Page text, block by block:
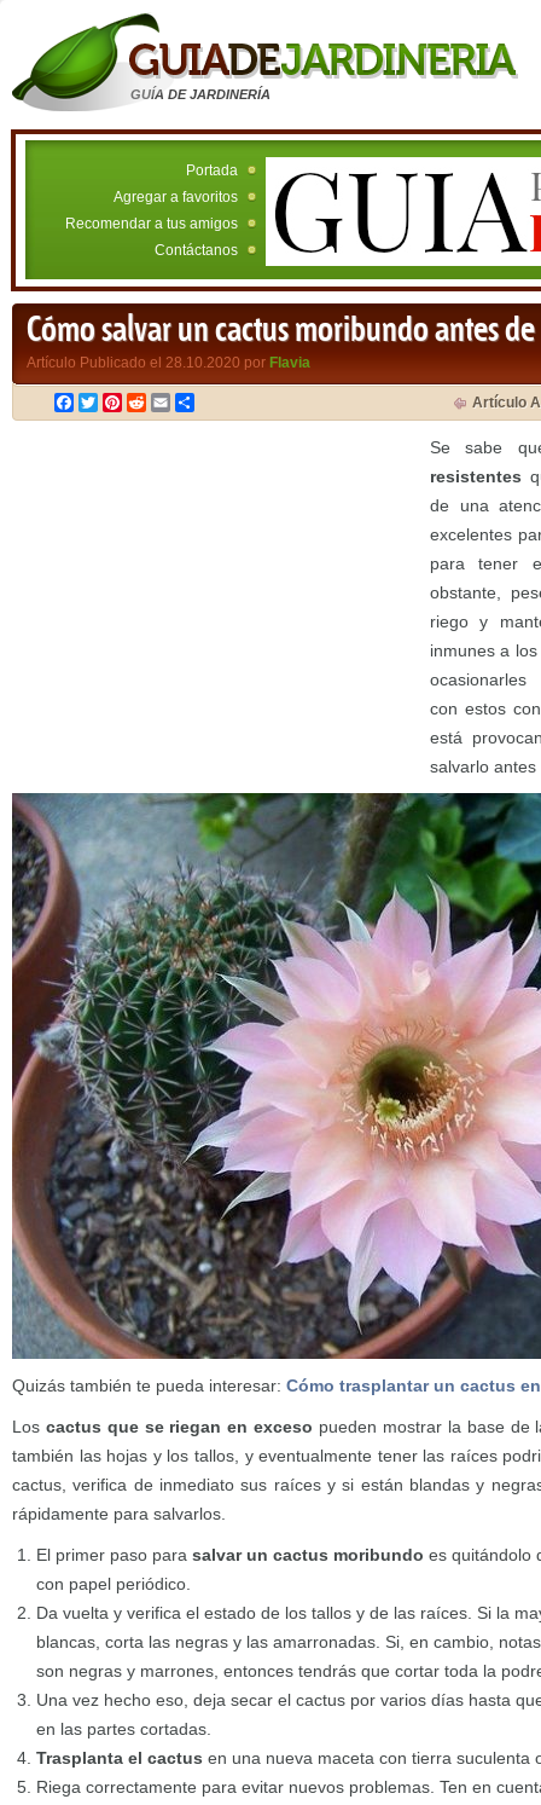
GUÍA DE JARDINERÍA
Portada
Agregar a favoritos
Recomendar a tus amigos
Contáctanos
Cómo salvar un cactus moribundo antes
Artículo Publicado el 28.10.2020 por Flavia
Facebook
TwitterPinterest
RedditEmail Artículo
Se sabe
resistentes
de una
excelentes
para tener
obstante,
riego y
inmunes a
con estos
está
salvarlo
Quizás también te pueda interesar: Cómo trasplantar un cactus
Los cactus que se riegan en exceso pueden mostrar la base de
también las hojas y los tallos, y eventualmente tener las raíces
cactus, verifica de inmediato sus raíces y si están blandas y
rápidamente para salvarlos.
El primer paso para salvar un cactus moribundo es quitándolo
con papel periódico.
Da vuelta y verifica el estado de los tallos y de las raíces. Si la
blancas, corta las negras y las amarronadas. Si, en cambio,
son negras y marrones, entonces tendrás que cortar toda la
Una vez hecho eso, deja secar el cactus por varios días hasta
en las partes cortadas.
Trasplanta el cactus en una nueva maceta con tierra suculenta
Riega correctamente para evitar nuevos problemas. Ten en